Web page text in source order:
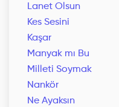
Lanet Olsun
Kes Sesini
Kaşar
Manyak mı Bu
Milleti Soymak
Nankör
Ne Ayaksın